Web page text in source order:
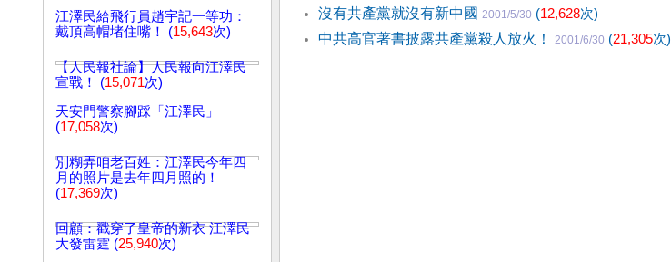
江澤民給飛行員趙宇記一等功：
戴頂高帽堵住嘴！ (15,643次)
【人民報社論】人民報向江澤民
宣戰！ (15,071次)
天安門警察腳踩「江澤民」
(17,058次)
別糊弄咱老百姓：江澤民今年四
月的照片是去年四月照的！
(17,369次)
回顧：戳穿了皇帝的新衣 江澤民
大發雷霆 (25,940次)
沒有共產黨就沒有新中國 2001/5/30 (12,628次)
中共高官著書披露共產黨殺人放火！
2001/6/30 (21,305次)